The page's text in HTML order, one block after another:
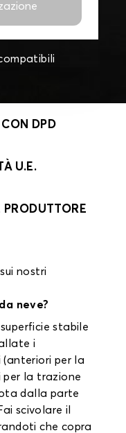
DPD
U.E.
PRODUTTORE
nostri
neve?
stabile
i
per la
per la trazione
dalla parte
scivolare il
che copra